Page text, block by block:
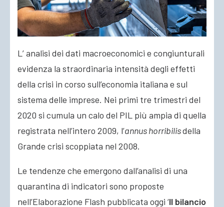
L’ analisi dei dati macroeconomici e congiunturali
evidenza la straordinaria intensità degli effetti
della crisi in corso sull’economia italiana e sul
sistema delle imprese. Nei primi tre trimestri del
2020 si cumula un calo del PIL più ampia di quella
registrata nell’intero 2009, l’annus horribilisdella
Grande crisi scoppiata nel 2008.
Le tendenze che emergono dall’analisi di una
quarantina di indicatori sono proposte
nell’Elaborazione Flash pubblicata oggi ‘Il bilancio